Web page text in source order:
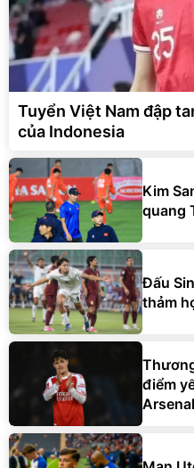
Tuyển Việt Nam đập
của Indonesia
Kim
quang
Đấu
thảm
điểm
Arsenal